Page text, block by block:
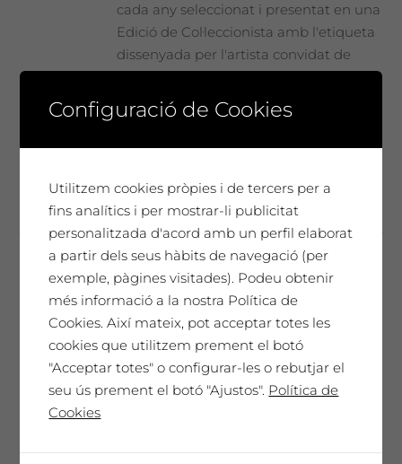
cada any seleccionat i presentat en una
Edició de Col·leccionista amb l'etiqueta
dissenyada per l'artista convidat de
l'any. Només 300 ampolles màgnum.
Un vi especial, sorprenent, molt
complex i elegant que t'emocionarà ...
Assumpció Mateu
65,00€
SAÓ EXPRESSIU 2011
cada any seleccionat i presentat en una
Configuració de Cookies
Utilitzem cookies pròpies i de tercers per a
fins analítics i per mostrar-li publicitat
personalitzada d'acord amb un perfil elaborat
a partir dels seus hàbits de navegació (per
exemple, pàgines visitades). Podeu obtenir
més informació a la nostra Política de
Cookies. Així mateix, pot acceptar totes les
cookies que utilitzem prement el botó
"Acceptar totes" o configurar-les o rebutjar el
seu ús prement el botó "Ajustos". Política de
Cookies